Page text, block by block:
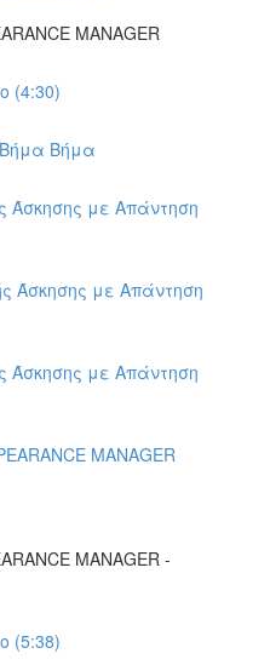
MANAGER
(4:30)
Βήμα
Άσκησης με Απάντηση
Άσκησης με Απάντηση
Άσκησης με Απάντηση
MANAGER
MANAGER -
(5:38)